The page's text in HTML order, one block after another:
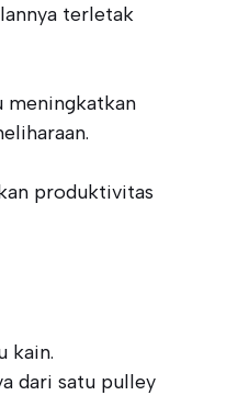
terletak
meningkatkan
produktivitas
kain.
dari satu pulley